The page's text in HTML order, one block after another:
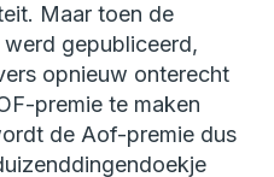
Maar toen de
gepubliceerd,
opnieuw onterecht
premie te maken
de Aof-premie dus